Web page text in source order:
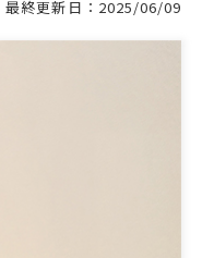
最終更新日：2025/06/09